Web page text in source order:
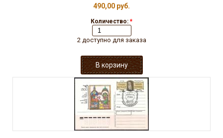
490,00 руб.
Количество: *
2 доступно для заказа